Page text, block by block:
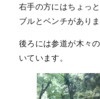
右手の方にはちょっ
ブルとベンチがありま
後ろには参道が木々
いています。